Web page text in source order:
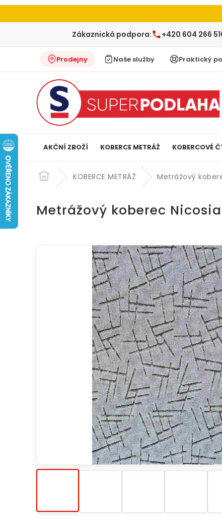
Zákaznická podpora: +420 604 266
Prodejny Naše služby Praktický
AKČNÍ ZBOŽÍ KOBERCE METRÁŽ KOBERCOVÉ
Přejít
na
obsah
KOBERCE METRÁŽ Metrážový
Metrážový koberec